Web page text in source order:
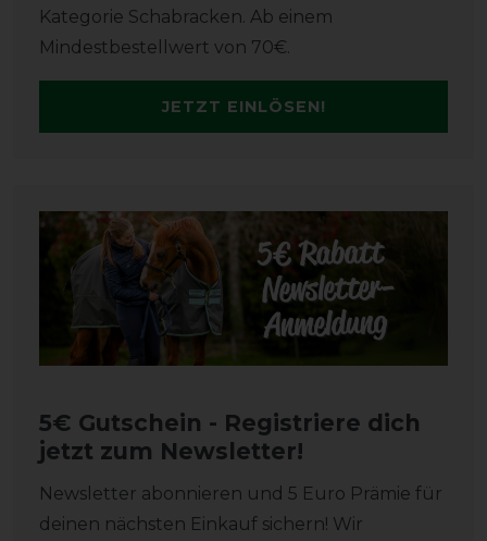
Kategorie Schabracken. Ab einem
Mindestbestellwert von 70€.
JETZT EINLÖSEN!
5€ Gutschein - Registriere dich
jetzt zum Newsletter!
Newsletter abonnieren und 5 Euro Prämie für
deinen nächsten Einkauf sichern! Wir